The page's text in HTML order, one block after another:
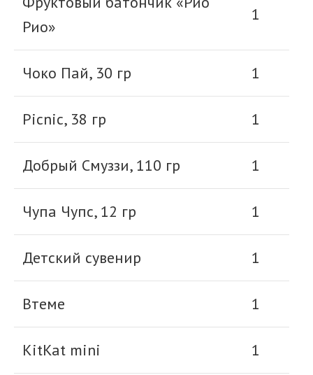
Рио»
1
Чоко Пай, 30 гр 1
Picnic, 38 гр 1
Добрый Смуззи, 110 гр 1
Чупа Чупс, 12 гр 1
Детский сувенир 1
Втеме 1
KitKat mini 1